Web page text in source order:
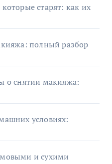
старят: как их
полный разбор
о снятии макияжа:
условиях:
и сухими